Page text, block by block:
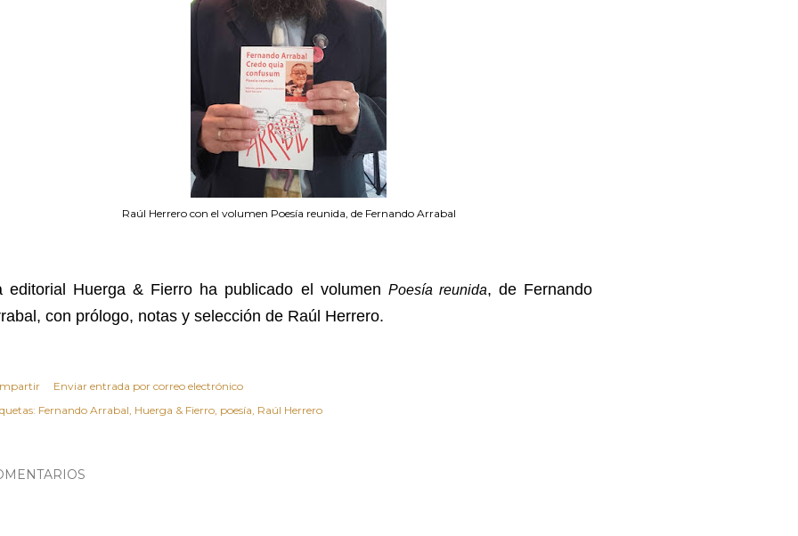
Raúl Herrero con el volumen Poesía reunida, de Fernando Arrabal
editorial Huerga & Fierro ha publicado el volumen Poesía reunida, de Fernando
con prólogo, notas y selección de Raúl Herrero.
Enviar entrada por correo electrónico
Fernando Arrabal Huerga & Fierro poesía Raúl Herrero